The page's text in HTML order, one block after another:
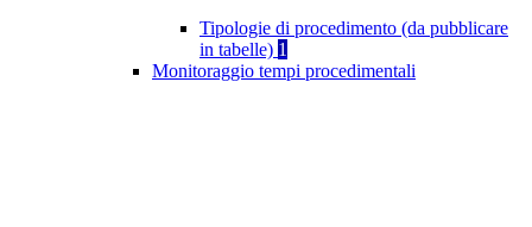
Tipologie di procedimento (da pubblicare
in tabelle) 1
Monitoraggio tempi procedimentali